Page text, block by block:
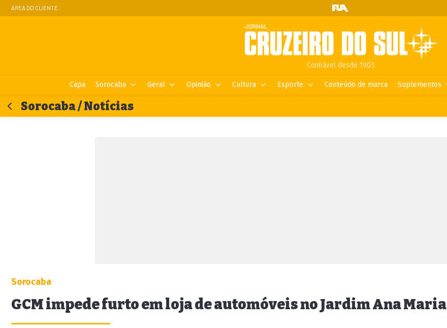
ÁREA DO CLIENTE
Confiável desde 1903.
Capa Sorocaba Geral Opinião Cultura Esporte Conteúdo de marca Suplementos
Sorocaba / Notícias
Sorocaba
GCM impede furto em loja de automóveis no Jardim Ana Maria